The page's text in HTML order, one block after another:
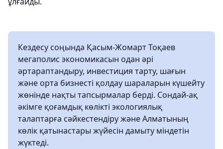
Кездесу соңында Қасым-Жомарт Тоқаев
мегаполис экономикасын одан әрі
әртараптандыру, инвестиция тарту, шағын
және орта бизнесті қолдау шараларын күшейту
жөнінде нақты тапсырмалар берді. Сондай-ақ
әкімге қоғамдық көлікті экологиялық
талаптарға сәйкестендіру және Алматының
көлік қатынастары жүйесін дамыту міндетін
жүктеді.